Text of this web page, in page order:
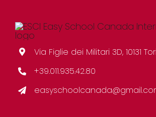
Via Figlie dei Militari 3D, 10131
+39.011.935.42.80